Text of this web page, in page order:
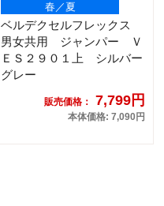
春／夏
ベルデクセルフレックス
男女共用 ジャンパー Ｖ
ＥＳ２９０１上 シルバー
グレー
販売価格： 7,799円
本体価格: 7,090円